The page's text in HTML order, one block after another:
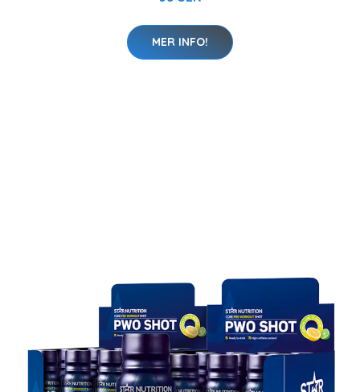
MER INFO!